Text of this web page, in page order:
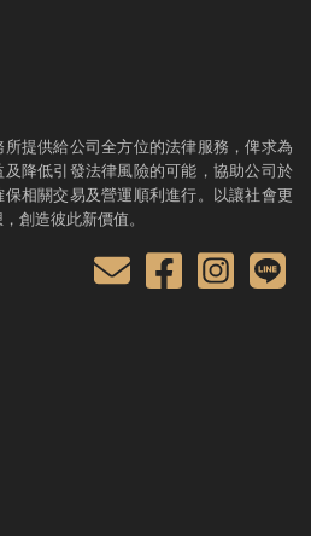
提供給公司全方位的法律服務，俾求為
降低引發法律風險的可能，協助公司於
相關交易及營運順利進行。以讓社會更
創造彼此新價值。